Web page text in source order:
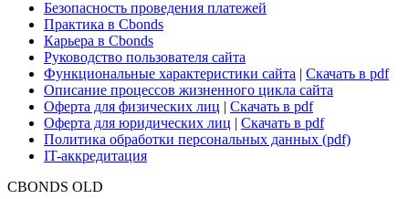
Поддержка
Для клиентов
О нас
Безопасность проведения платежей
Практика в Cbonds
Карьера в Cbonds
Руководство пользователя сайта
Функциональные характеристики сайта|Скачать в pdf
Описание процессов жизненного цикла сайта
Оферта для физических лиц
Оферта для юридических лиц